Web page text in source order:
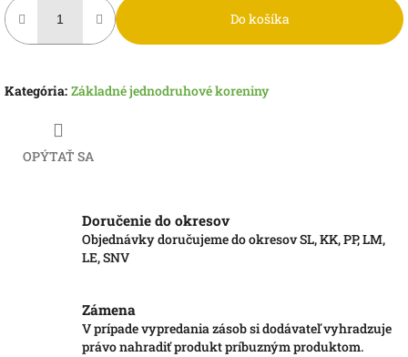
Do košíka
Kategória: Základné jednodruhové koreniny
OPÝTAŤ SA
Doručenie do okresov
Objednávky doručujeme do okresov SL, KK, PP, LM,
LE, SNV
Zámena
V prípade vypredania zásob si dodávateľ vyhradzuje
právo nahradiť produkt príbuzným produktom.